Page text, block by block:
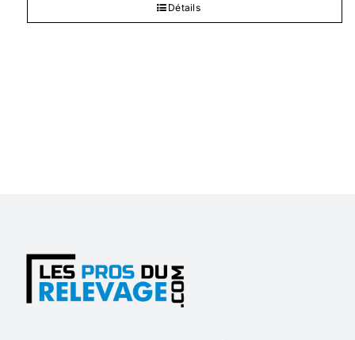
Détails